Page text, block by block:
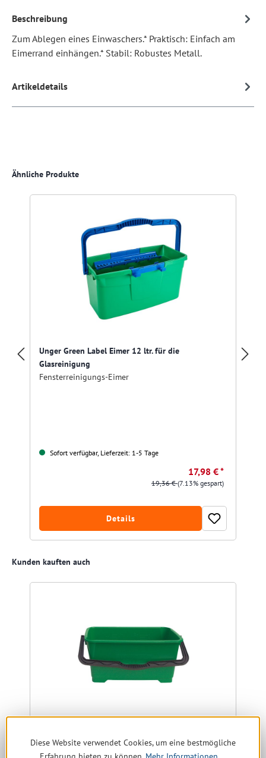
Beschreibung
Zum Ablegen eines Einwaschers.* Praktisch: Einfach am
Eimerrand einhängen.* Stabil: Robustes Metall.
Artikeldetails
Produktgalerie überspringen
Ähnliche Produkte
Unger Green Label Eimer 12 ltr. für die
Glasreinigung
Fensterreinigungs-Eimer
Sofort verfügbar, Lieferzeit: 1-5 Tage
17,98 € *
19,36 €(7.13% gespart)
Details
Produktgalerie überspringen
Kunden kauften auch
Diese Website verwendet Cookies, um eine bestmögliche